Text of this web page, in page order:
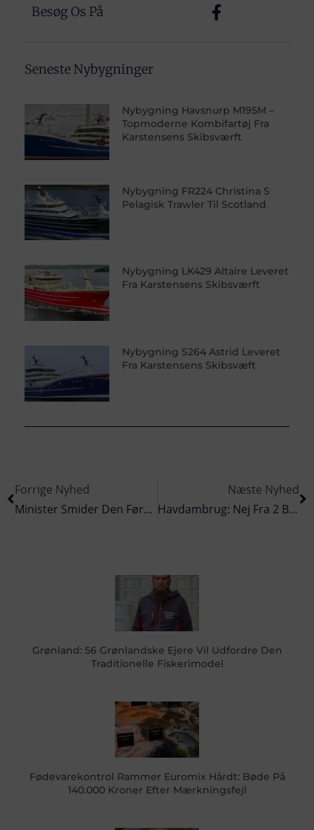
Besøg Os På
Seneste Nybygninger
Nybygning Havsnurp M195M –
Topmoderne Kombifartøj Fra
Karstensens Skibsværft
Nybygning FR224 Christina S
Pelagisk Trawler Til Scotland
Nybygning LK429 Altaire Leveret
Fra Karstensens Skibsværft
Nybygning S264 Astrid Leveret
Fra Karstensens Skibsvæft
Forrige Nyhed
Minister Smider Den Første Sten I Limfjorden
Næste Nyhed
Havdambrug: Nej Fra 2 Borgmestre Samt 4000 Borgere På Djursland
Grønland: 56 Grønlandske Ejere Vil Udfordre Den
Traditionelle Fiskerimodel
Fødevarekontrol Rammer Euromix Hårdt: Bøde På
140.000 Kroner Efter Mærkningsfejl